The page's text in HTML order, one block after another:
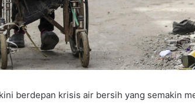
berdepan krisis air bersih yang semakin